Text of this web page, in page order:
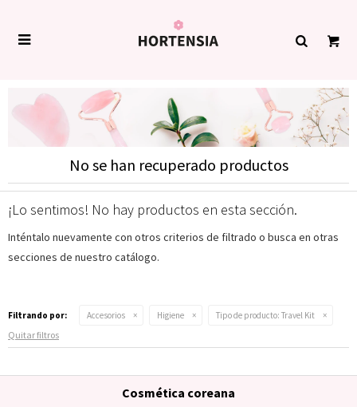

No se han recuperado productos
¡Lo sentimos! No hay productos en esta sección.
Inténtalo nuevamente con otros criterios de filtrado o busca en otras
secciones de nuestro catálogo.
Filtrando por: Accesorios Higiene Tipo de producto: Travel Kit
Quitar filtros
Cosmética coreana